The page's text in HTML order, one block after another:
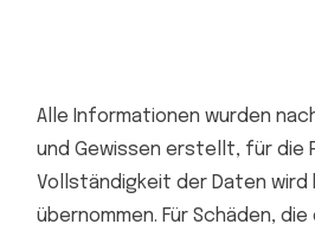
Alle Informationen wurden
und Gewissen erstellt, für die
Vollständigkeit der Daten wird
übernommen. Für Schäden, die